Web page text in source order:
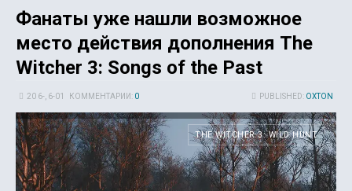
Фанаты уже нашли возможное
место действия дополнения The
Witcher 3: Songs of the Past
PUBLISHED: OXTON
20 6-, 6-01 КОММЕНТАРИИ: 0
THE WITCHER 3: WILD HUNT